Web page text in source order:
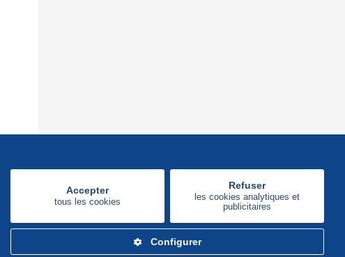
Accepter
tous les cookies
Refuser
les cookies analytiques et
publicitaires
Configurer